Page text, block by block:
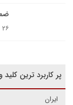
۲۶ اردیبهشت ۱۳۹۴
پر کاربرد ترین کلید
ایران